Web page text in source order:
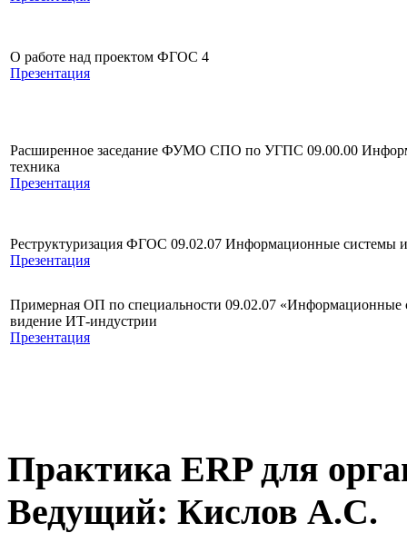
О работе над проектом ФГОС 4
Презентация
Расширенное заседание ФУМО СПО по УГПС 09.00.00
техника
Презентация
Реструктуризация ФГОС 09.02.07 Информационные системы
Презентация
Примерная ОП по специальности 09.02.07 «Информационные
видение ИТ-индустрии
Презентация
Практика ERP для
Ведущий: Кислов А.С.